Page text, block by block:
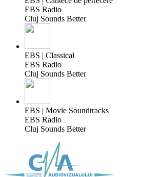
EBS Radio
Cluj Sounds Better
EBS | Classical
EBS Radio
Cluj Sounds Better
EBS | Movie Soundtracks
EBS Radio
Cluj Sounds Better